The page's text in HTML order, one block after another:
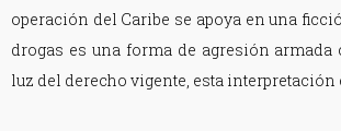
operación del Caribe se apoya en una
drogas es una forma de agresión armada
luz del derecho vigente, esta